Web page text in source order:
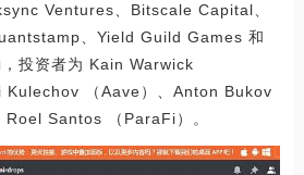
Ventures、Bitscale Capital、
、Yield Guild Games 和
投资者为 Kain Warwick
Kulechov （Aave）、Anton Bukov
Roel Santos （ParaFi）。